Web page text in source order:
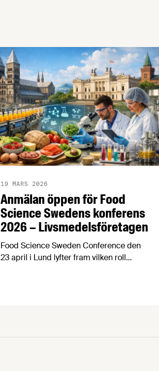
Anmälan öppen för Food
Science Swedens konferens
2026 – Livsmedelsföretagen
19 MARS 2026
Food Science Sweden Conference den
23 april i Lund lyfter fram vilken roll
befolkningar med säker och effektiv …